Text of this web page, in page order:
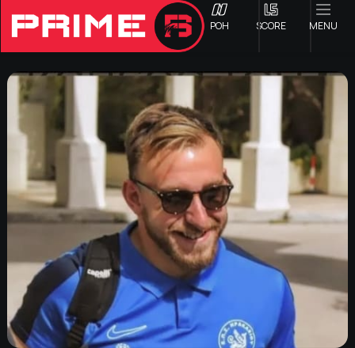
ΡΟΗ SCORE MENU
ΟΦΗ
Γ ΕΘΝΙΚΗ
Α1 ΕΠΣΗ
Α2 ΕΠΣΗ
Β1 ΕΠΣΗ
Β2 ΕΠΣΗ